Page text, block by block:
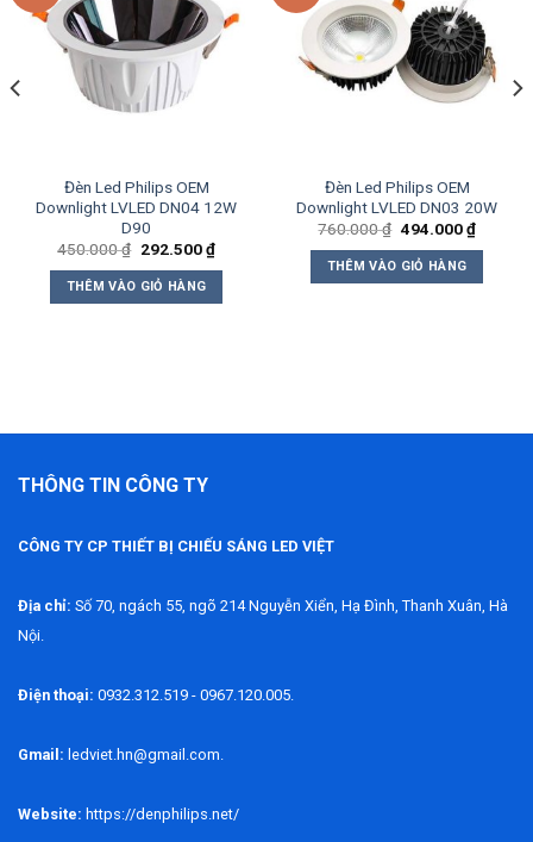
Add to
wishlist
Đèn Led Philips OEM
Downlight LVLED DN04 12W
D90
450.000₫ Giá
là:
450.000 ₫.
292.500₫Giá
hiện
292.500 ₫.
THÊM VÀO GIỎ HÀNG
Add to
wishlist
Đèn Led Philips OEM
Downlight LVLED DN03 20W
760.000₫ Giá
là:
760.000 ₫.
494.000₫Giá
hiện
THÊM VÀO GIỎ HÀNG
THÔNG TIN CÔNG TY
CÔNG TY CP THIẾT BỊ CHIẾU SÁNG LED VIỆT
Địa chỉ: Số 70, ngách 55, ngõ 214 Nguyễn Xiển, Hạ Đình, Thanh Xuân, Hà
Nội.
Điện thoại: 0932.312.519 - 0967.120.005.
Gmail: ledviet.hn@gmail.com.
Website: https://denphilips.net/